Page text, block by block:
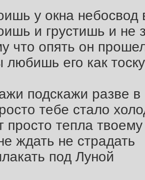
у окна небосвод
и грустишь и не
что опять он
любишь его как
подскажи разве
тебе стало
просто тепла
ждать не страдать
под Луной